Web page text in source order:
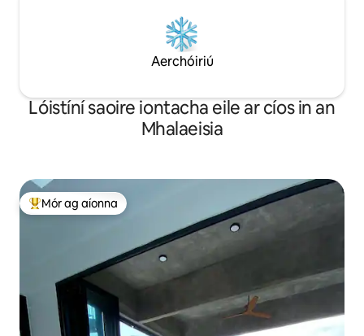
Aerchóiriú
Lóistíní saoire iontacha eile ar cíos in an
Mhalaeisia
An-mhór ag aíonna
Mór ag aíonna